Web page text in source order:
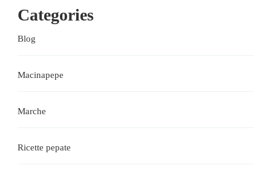
Categories
Blog
Macinapepe
Marche
Ricette pepate